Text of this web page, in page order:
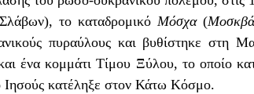
το καταδρομικό Μόσχα (Μοσκβά
πυραύλους και βυθίστηκε στη
ένα κομμάτι Τίμου Ξύλου, το οποίο
κατέληξε στον Κάτω Κόσμο.